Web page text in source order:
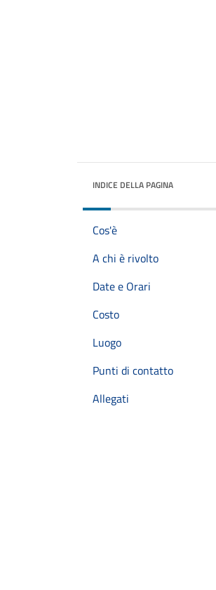
INDICE DELLA PAGINA
Cos'è
A chi è rivolto
Date e Orari
Costo
Luogo
Punti di contatto
Allegati